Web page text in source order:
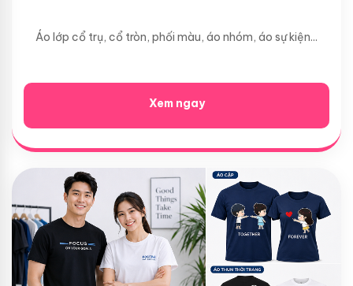
Áo lớp cổ trụ, cổ tròn, phối màu, áo nhóm, áo sự kiện...
Xem ngay